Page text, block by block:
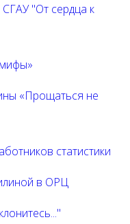
"От сердца к
«Прощаться не
статистики
в ОРЦ